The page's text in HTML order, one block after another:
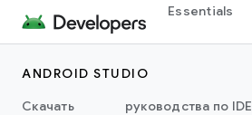
Essentials
ANDROID STUDIO
Скачать
руководства по IDE